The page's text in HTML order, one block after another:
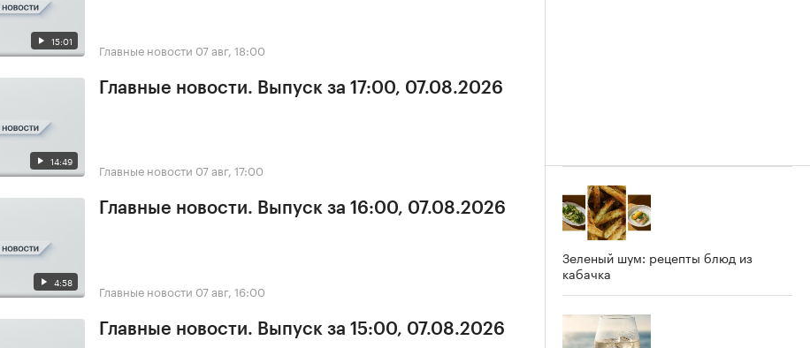
15:01 Главные новости 07 авг, 18:00
14:49
Главные новости. Выпуск за 17:00, 07.08.2026
Главные новости 07 авг, 17:00
4:58
Главные новости. Выпуск за 16:00, 07.08.2026
Главные новости 07 авг, 16:00
Главные новости. Выпуск за 15:00, 07.08.2026
Зеленый шум: рецепты блюд из
кабачка